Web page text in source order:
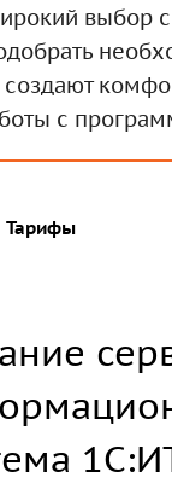
выбор
с
Тарифы